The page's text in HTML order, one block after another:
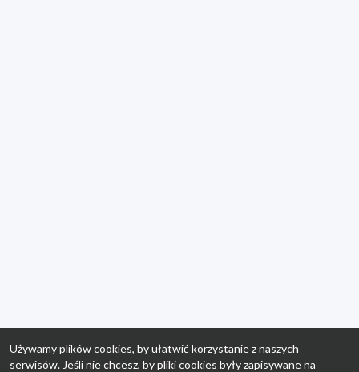
Używamy plików cookies, by ułatwić korzystanie z naszych
serwisów. Jeśli nie chcesz, by pliki cookies były zapisywane na